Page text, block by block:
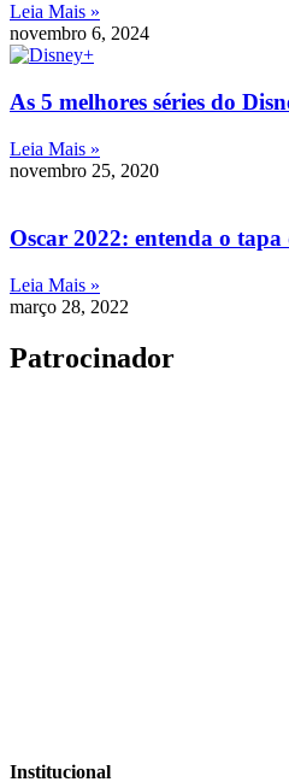
Leia Mais »
novembro 6, 2024
As 5 melhores séries do
Leia Mais »
novembro 25, 2020
Oscar 2022: entenda o
Leia Mais »
março 28, 2022
Patrocinador
Institucional